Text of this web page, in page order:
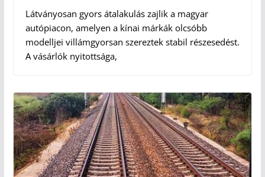
Látványosan gyors átalakulás zajlik a magyar
autópiacon, amelyen a kínai márkák olcsóbb
modelljei villámgyorsan szereztek stabil részesedést.
A vásárlók nyitottsága,